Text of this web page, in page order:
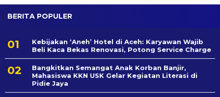
BERITA POPULER
Kebijakan ‘Aneh’ Hotel di Aceh: Karyawan Wajib
Beli Kaca Bekas Renovasi, Potong Service Charge
Bangkitkan Semangat Anak Korban Banjir,
Mahasiswa KKN USK Gelar Kegiatan Literasi di
Pidie Jaya